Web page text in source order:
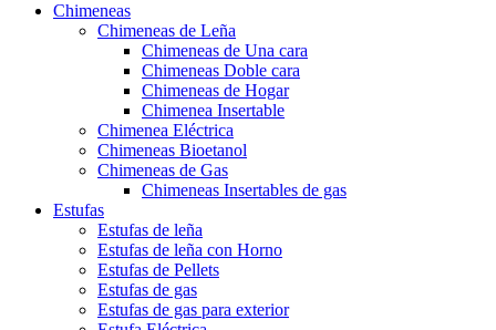
Chimeneas
Chimeneas de Leña
Chimeneas de Una cara
Chimeneas Doble cara
Chimeneas de Hogar
Chimenea Insertable
Chimenea Eléctrica
Chimeneas Bioetanol
Chimeneas de Gas
Chimeneas Insertables de gas
Estufas
Estufas de leña
Estufas de leña con Horno
Estufas de Pellets
Estufas de gas
Estufas de gas para exterior